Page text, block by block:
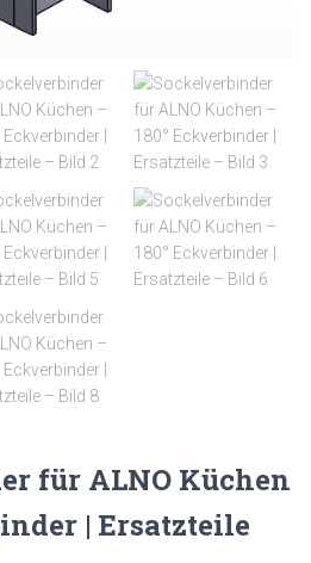
für ALNO Küchen
| Ersatzteile